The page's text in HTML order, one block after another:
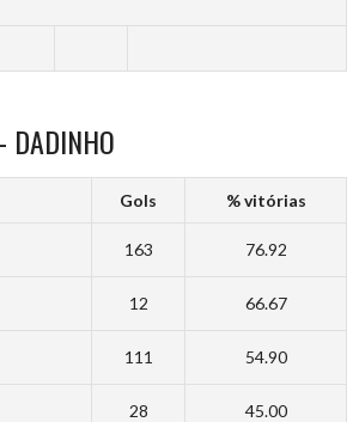
DADINHO
Gols % vitórias
163 76.92
12 66.67
111 54.90
28 45.00